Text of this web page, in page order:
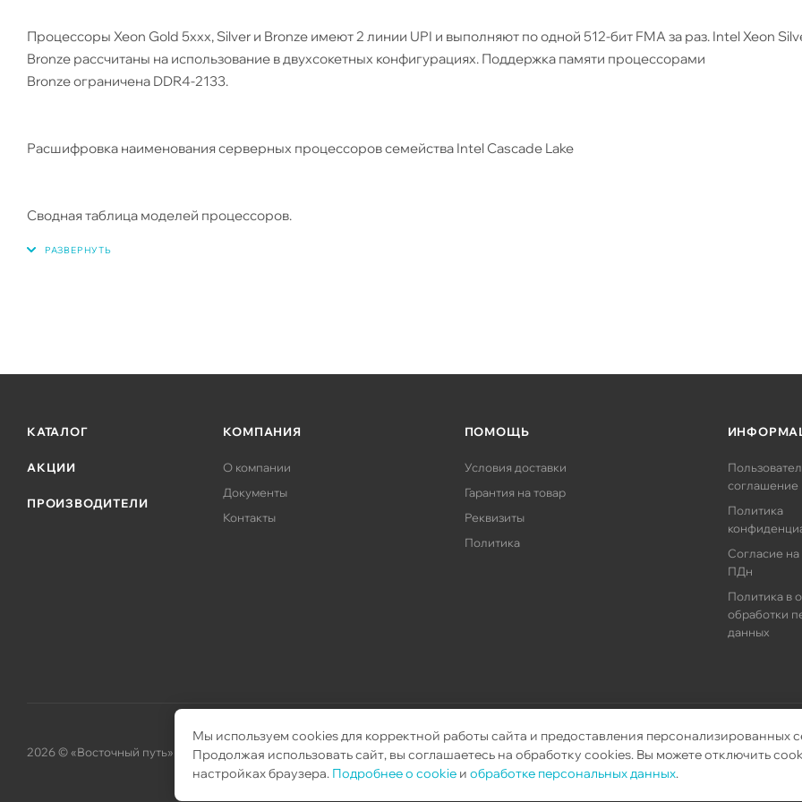
Мы используем cookies для корректной работы сайта и предоставления персонализированных
Продолжая использовать сайт, вы соглашаетесь на обработку cookies. Вы можете отключить
настройках браузера. Подробнее о cookie иобработке персональных данных.
Процессоры Xeon Gold 5xxx, Silver и Bronze имеют 2 линии UPI и выполняют по одной 512-бит FMA за раз. Intel Xeon
Bronze рассчитаны на использование в двухсокетных конфигурациях. Поддержка памяти процессорами
Bronze ограничена DDR4-2133.
Расшифровка наименования серверных процессоров семейства Intel Cascade Lake
Сводная таблица моделей процессоров.
КАТАЛОГ
АКЦИИ
ПРОИЗВОДИТЕЛИ
КОМПАНИЯ
О компании
Документы
Контакты
ПОМОЩЬ
Условия доставки
Гарантия на товар
Реквизиты
Политика
соглашение
Политика
Согласие на
ПДн
Политика в
обработки
данных
2026 © «Восточный путь» – поставка телекоммуникационного оборудования.